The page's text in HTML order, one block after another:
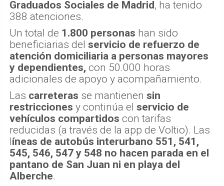
Graduados Sociales de Madrid, ha tenido
388 atenciones.
Un total de 1.800 personas han sido
beneficiarias del servicio de refuerzo de
atención domiciliaria a personas mayores
y dependientes, con 50.000 horas
adicionales de apoyo y acompañamiento.
Las carreteras se mantienen sin
restricciones y continúa el servicio de
vehículos compartidos con tarifas
reducidas (a través de la app de Voltio). Las
líneas de autobús interurbano 551, 541,
545, 546, 547 y 548 no hacen parada en el
pantano de San Juan ni en playa del
Alberche.